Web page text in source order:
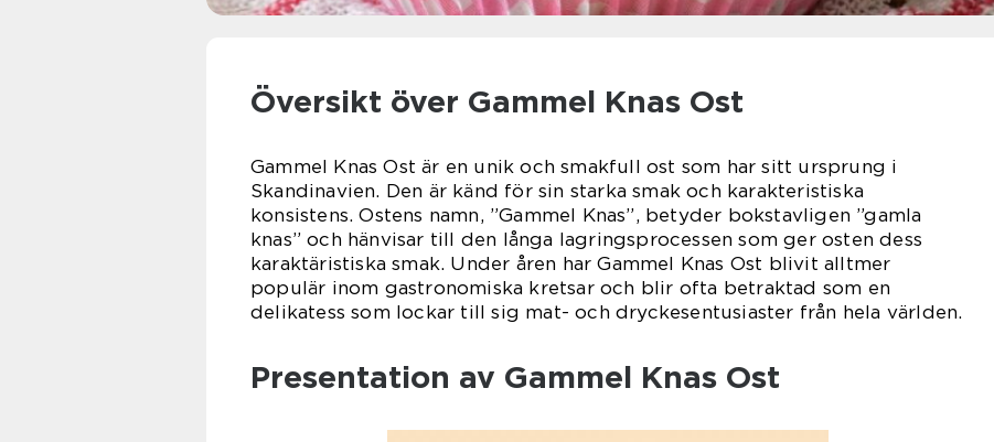
Översikt över Gammel Knas Ost
Gammel Knas Ost är en unik och smakfull ost som har sitt ursprung i
Skandinavien. Den är känd för sin starka smak och karakteristiska
konsistens. Ostens namn, ”Gammel Knas”, betyder bokstavligen ”gamla
knas” och hänvisar till den långa lagringsprocessen som ger osten dess
karaktäristiska smak. Under åren har Gammel Knas Ost blivit alltmer
populär inom gastronomiska kretsar och blir ofta betraktad som en
delikatess som lockar till sig mat- och dryckesentusiaster från hela världen.
Presentation av Gammel Knas Ost